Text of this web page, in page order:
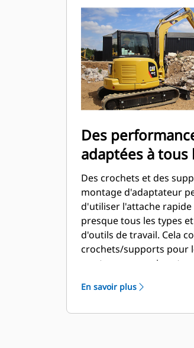
700 machines
Cat ou autre.
Des
adaptées à tous
équipements
Des crochets et des
montage d'adaptateur
d'utiliser l'attache rapide
presque tous les types
d'outils de travail. Cela
crochets/supports pour
marteaux, grappins et
En savoir plus